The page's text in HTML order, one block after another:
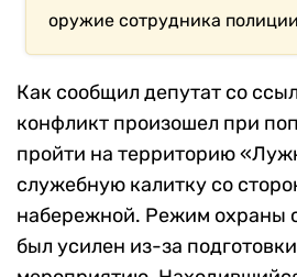
оружие сотрудника
Как сообщил депутат со
конфликт произошел при
пройти на территорию
служебную калитку со
набережной. Режим охраны
был усилен из-за